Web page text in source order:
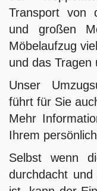
Transport von
und großen
Möbelaufzug
und das Tragen
Unser
führt für Sie
Mehr
Ihrem
Selbst wenn
durchdacht